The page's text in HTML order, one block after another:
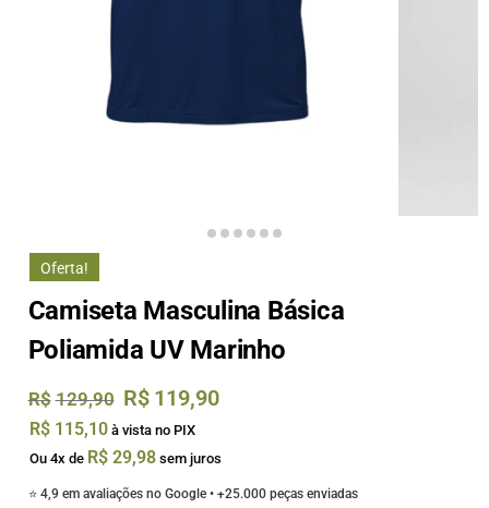
Oferta!
Camiseta Masculina Básica
Poliamida UV Marinho
R$ 129,90 R$ 119,90
R$ 115,10à vista no PIX
Ou 4x de R$ 29,98sem juros
⭐ 4,9 em avaliações no Google • +25.000 peças enviadas